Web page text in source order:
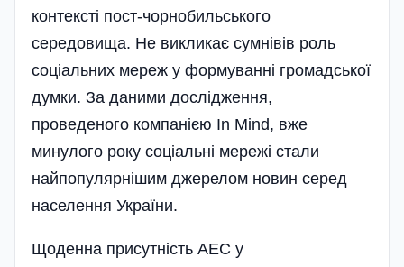
контексті пост-чорнобильського
середовища. Не викликає сумнівів роль
соціальних мереж у формуванні громадської
думки. За даними дослідження,
проведеного компанією In Mind, вже
минулого року соціальні мережі стали
найпопулярнішим джерелом новин серед
населення України.
Щоденна присутність АЕС у